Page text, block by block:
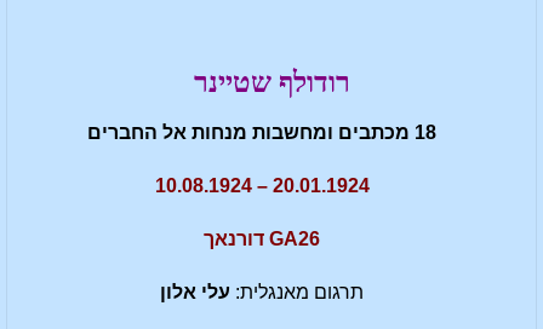
רודולף שטיינר
18 מכתבים ומחשבות מנחות אל החברים
20.01.1924 – 10.08.1924
GA26 דורנאך
תרגום מאנגלית: עלי אלון